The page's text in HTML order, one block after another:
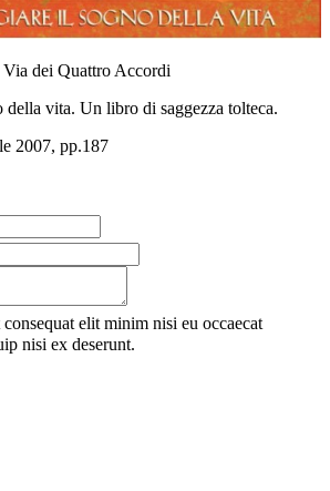
dei Quattro Accordi
della vita. Un libro di saggezza tolteca.
2007, pp.187
elit minim nisi eu occaecat
nisi ex deserunt.